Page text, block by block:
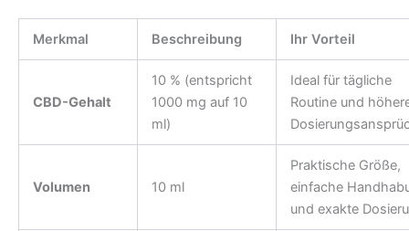
Merkmal Beschreibung Ihr Vorteil
CBD-Gehalt
10 % (entspricht
1000 mg auf 10
ml)
Ideal für tägliche
Routine und
Volumen 10 ml
Praktische Größe,
einfache
und exakte